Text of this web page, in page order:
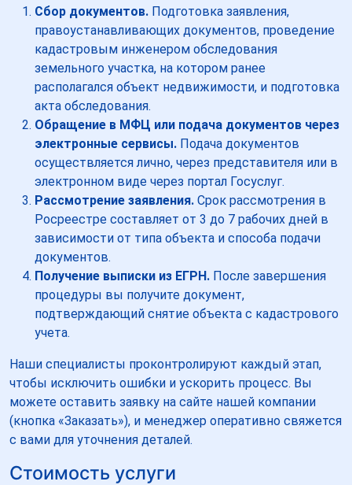
Сбор документов. Подготовка заявления,
правоустанавливающих документов, проведение
кадастровым инженером обследования
земельного участка, на котором ранее
располагался объект недвижимости, и подготовка
акта обследования.
Обращение в МФЦ или подача документов через
электронные сервисы. Подача документов
осуществляется лично, через представителя или в
электронном виде через портал Госуслуг.
Рассмотрение заявления. Срок рассмотрения в
Росреестре составляет от 3 до 7 рабочих дней в
зависимости от типа объекта и способа подачи
документов.
Получение выписки из ЕГРН. После завершения
процедуры вы получите документ,
подтверждающий снятие объекта с кадастрового
учета.
Наши специалисты проконтролируют каждый этап,
чтобы исключить ошибки и ускорить процесс. Вы
можете оставить заявку на сайте нашей компании
(кнопка «Заказать»), и менеджер оперативно свяжется
с вами для уточнения деталей.
Стоимость услуги